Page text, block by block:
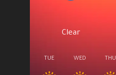
Clear
TUE WED THU